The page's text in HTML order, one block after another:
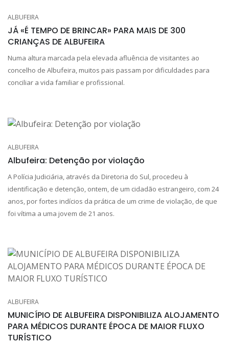
ALBUFEIRA
JÁ «É TEMPO DE BRINCAR» PARA MAIS DE 300
CRIANÇAS DE ALBUFEIRA
Numa altura marcada pela elevada afluência de visitantes ao
concelho de Albufeira, muitos pais passam por dificuldades para
conciliar a vida familiar e profissional.
ALBUFEIRA
Albufeira: Detenção por violação
A Polícia Judiciária, através da Diretoria do Sul, procedeu à
identificação e detenção, ontem, de um cidadão estrangeiro, com 24
anos, por fortes indícios da prática de um crime de violação, de que
foi vítima a uma jovem de 21 anos.
ALBUFEIRA
MUNICÍPIO DE ALBUFEIRA DISPONIBILIZA ALOJAMENTO
PARA MÉDICOS DURANTE ÉPOCA DE MAIOR FLUXO
TURÍSTICO